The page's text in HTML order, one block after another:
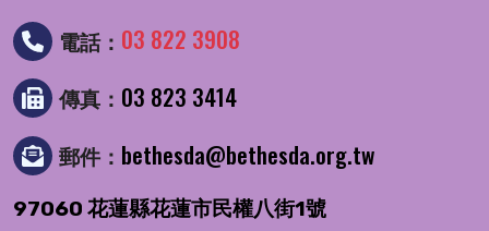
電話： 03 822 3908
傳真： 03 823 3414
郵件： bethesda@bethesda.org.tw
97060 花蓮縣花蓮市民權八街1號